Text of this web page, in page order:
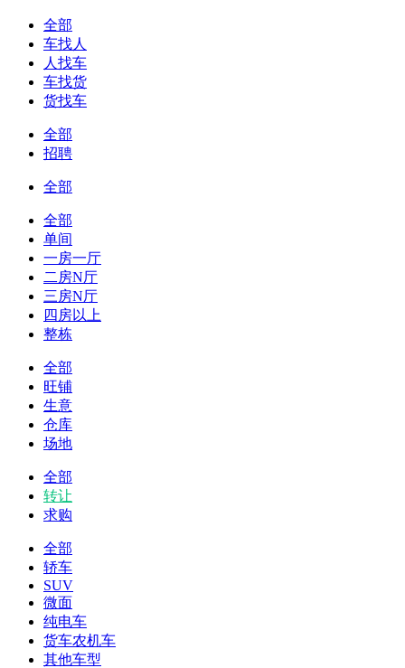
全部
车找人
人找车
车找货
货找车
全部
招聘
全部
全部
单间
一房一厅
二房N厅
三房N厅
四房以上
整栋
全部
旺铺
生意
仓库
场地
全部
转让
求购
全部
轿车
SUV
微面
纯电车
货车农机车
其他车型